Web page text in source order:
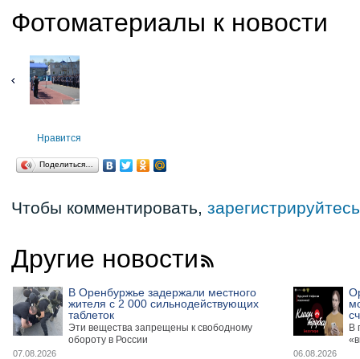
Фотоматериалы к новости
Нравится
Поделиться…
Чтобы комментировать, зарегистрируйтесь
Другие новости
В Оренбуржье задержали местного
жителя с 2 000 сильнодействующих
таблеток
Эти вещества запрещены к свободному
обороту в России
07.08.2026
В
06.08.2026